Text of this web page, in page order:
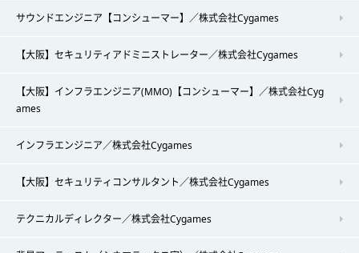
サウンドエンジニア【コンシューマー】／株式会社Cygames
【大阪】セキュリティアドミニストレーター／株式会社Cygames
【大阪】インフラエンジニア(MMO)【コンシューマー】／株式会社Cyg
ames
インフラエンジニア／株式会社Cygames
【大阪】セキュリティコンサルタント／株式会社Cygames
テクニカルディレクター／株式会社Cygames